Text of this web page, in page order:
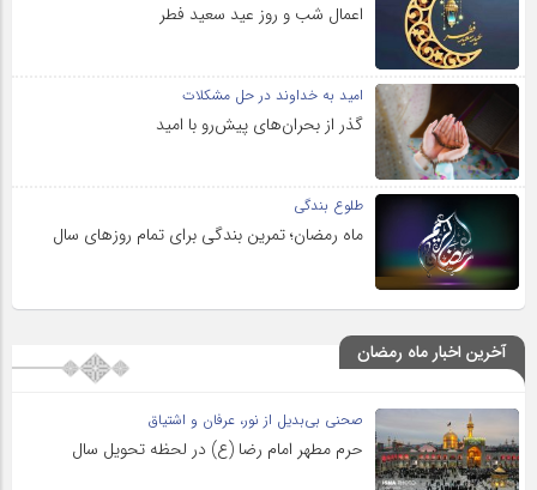
اعمال شب و روز عید سعید فطر
امید به خداوند در حل مشکلات
گذر از بحران‌های پیش‌رو با امید
طلوع بندگی
ماه رمضان؛ تمرین بندگی برای تمام روزهای سال
آخرین اخبار ماه رمضان
صحنی بی‌بدیل از نور، عرفان و اشتیاق
حرم مطهر امام رضا (ع) در لحظه تحویل سال